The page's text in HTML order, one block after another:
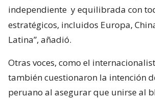
independiente y equilibrada con
estratégicos, incluidos Europa,
Latina”, añadió.
Otras voces, como el
también cuestionaron la intención
peruano al asegurar que unirse al